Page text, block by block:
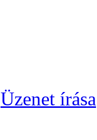
Üzenet írása